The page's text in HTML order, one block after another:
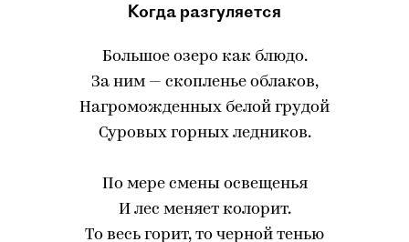
Когда разгуляется
Большое озеро как блюдо.
За ним — скопленье облаков,
Нагроможденных белой грудой
Суровых горных ледников.
По мере смены освещенья
И лес меняет колорит.
То весь горит, то черной тенью